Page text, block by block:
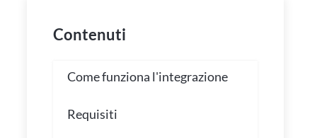
Contenuti
Come funziona l'integrazione
Requisiti